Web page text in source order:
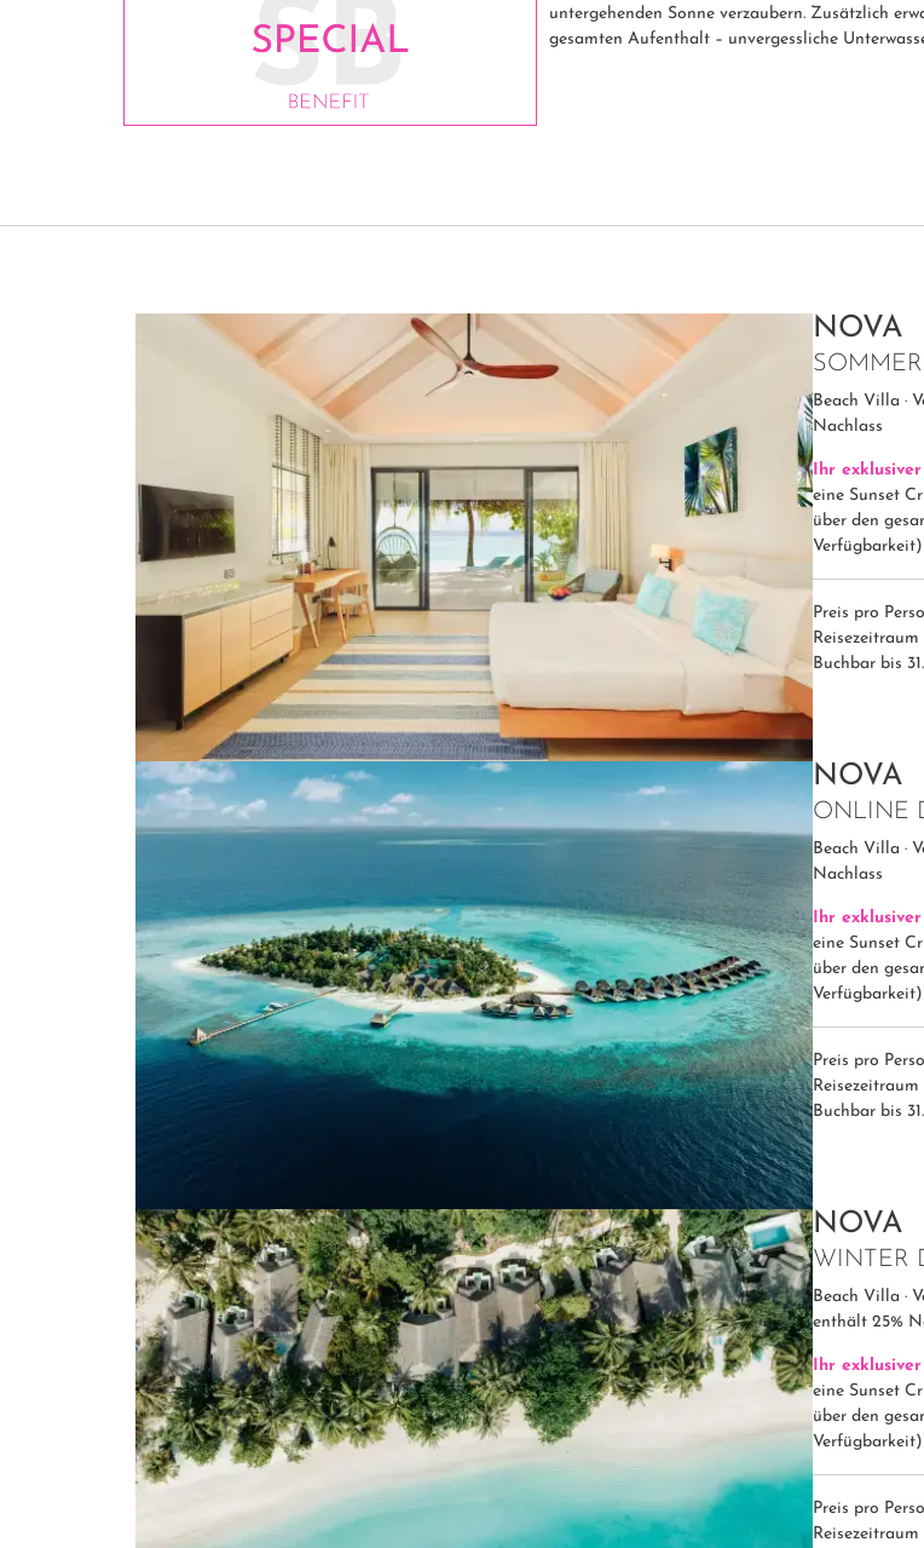
untergehenden Sonne verzaubern. Zusätzlich
gesamten Aufenthalt – unvergessliche
NOVA
Beach Villa ·
Nachlass
Ihr
eine Sunset
über den
Verfügbarkeit)
Preis pro
Reisezeitraum
Buchbar bis
NOVA
ONLINE
Beach Villa ·
Nachlass
Ihr
eine Sunset
über den
Verfügbarkeit)
Preis pro
Reisezeitraum
Buchbar bis
NOVA
WINTER
Beach Villa ·
enthält 25%
Ihr
eine Sunset
über den
Verfügbarkeit)
Preis pro
Reisezeitraum